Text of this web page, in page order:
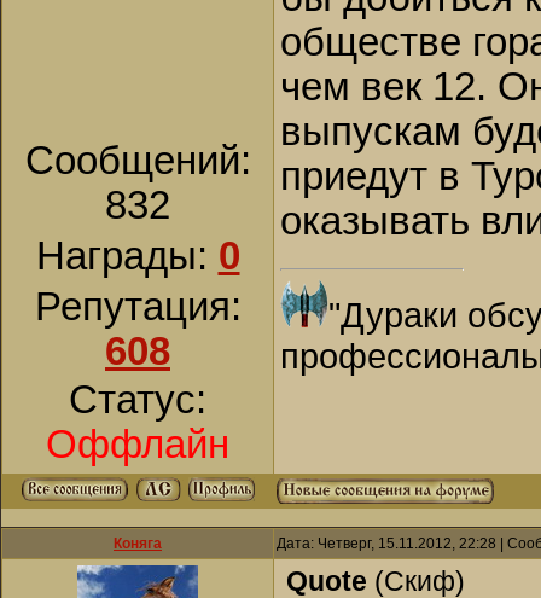
Сообщений:
832
Награды: 0
Репутация:
608
Статус:
Оффлайн
обществе
чем век 12.
выпускам
приедут в
оказывать
"Дураки
Коняга Дата: Четверг, 15.11.2012, 22:28 |
Quote (Скиф)